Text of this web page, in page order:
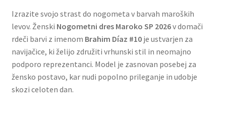
Izrazite svojo strast do nogometa v barvah maroških
levov. Ženski Nogometni dres Maroko SP 2026v domači
rdeči barvi z imenom Brahim Díaz #10je ustvarjen za
navijačice, ki želijo združiti vrhunski stil in neomajno
podporo reprezentanci. Model je zasnovan posebej za
žensko postavo, kar nudi popolno prileganje in udobje
skozi celoten dan.